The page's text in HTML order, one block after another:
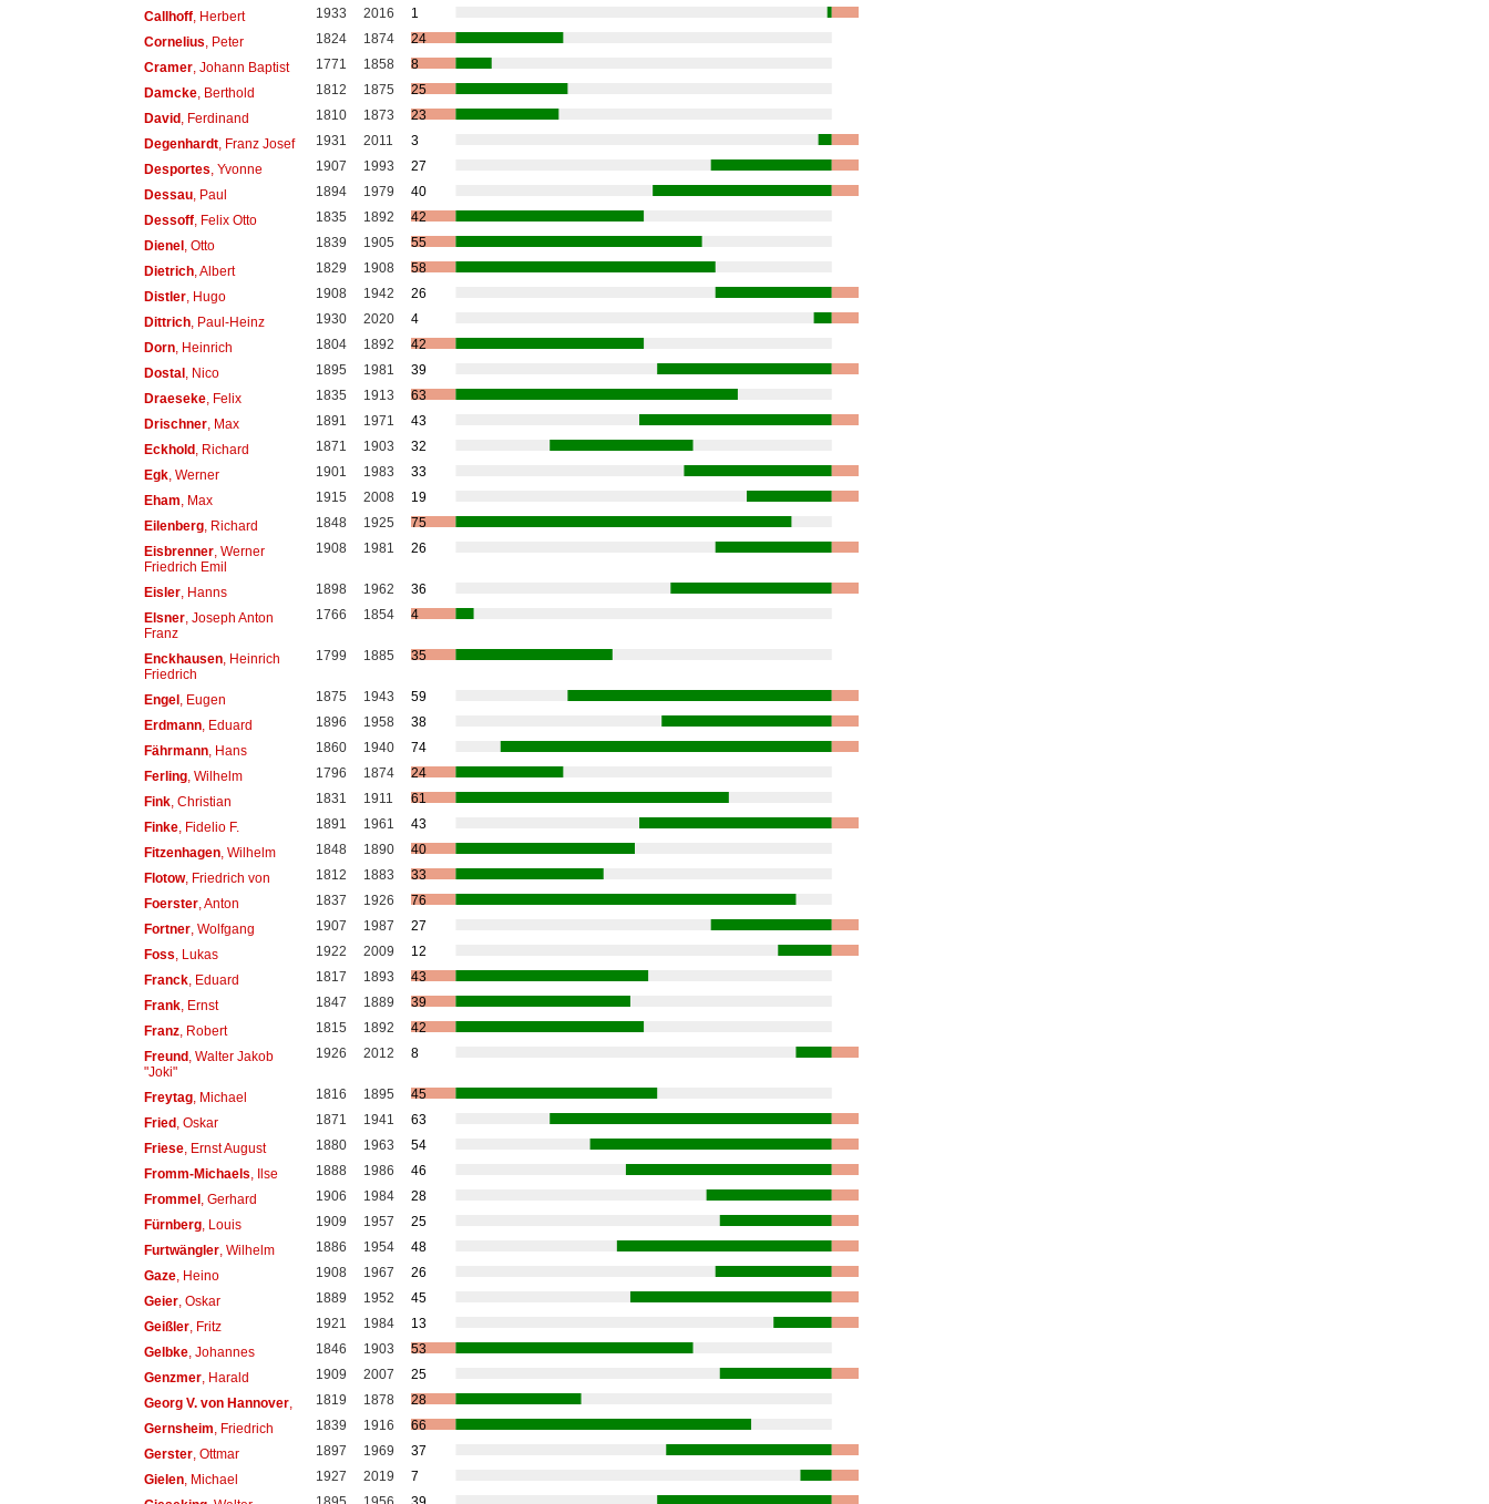
Callhoff, Herbert 1933 2016
1
Cornelius , Peter 1824 1874
24
Cramer, Johann Baptist 1771 1858
8
Damcke, Berthold 1812 1875
25
David, Ferdinand 1810 1873
23
Degenhardt, Franz Josef 1931 2011
3
Desportes , Yvonne 1907 1993
27
Dessau, Paul 1894 1979
40
Dessoff, Felix Otto 1835 1892
42
Dienel, Otto 1839 1905
55
Dietrich, Albert 1829 1908
58
Distler, Hugo 1908 1942
26
Dittrich, Paul-Heinz 1930 2020
4
Dorn, Heinrich 1804 1892
42
Dostal, Nico 1895 1981
39
Draeseke, Felix 1835 1913
63
Drischner, Max 1891 1971
43
Eckhold, Richard 1871 1903
32
Egk, Werner 1901 1983
33
Eham , Max 1915 2008
19
Eilenberg, Richard 1848 1925
75
Eisbrenner, Werner
Friedrich Emil
1908 1981 26
Eisler, Hanns 1898 1962
36
Elsner, Joseph Anton
Franz
1766 1854 4
Enckhausen, Heinrich
Friedrich
1799 1885 35
Engel, Eugen 1875 1943
59
Erdmann, Eduard 1896 1958
38
Fährmann, Hans 1860 1940
74
Ferling, Wilhelm 1796 1874
24
Fink, Christian 1831 1911
61
Finke, Fidelio F. 1891 1961
43
Fitzenhagen, Wilhelm 1848 1890
40
Flotow, Friedrich von 1812 1883
33
Foerster, Anton 1837 1926
76
Fortner, Wolfgang 1907 1987
27
Foss , Lukas 1922 2009
12
Franck, Eduard 1817 1893
43
Frank, Ernst 1847 1889
39
Franz, Robert 1815 1892
42
Freund, Walter Jakob
"Joki"
1926 2012 8
Freytag, Michael 1816 1895
45
Fried, Oskar 1871 1941
63
Friese, Ernst August 1880 1963
54
Fromm-Michaels , Ilse 1888 1986
46
Frommel, Gerhard 1906 1984
28
Fürnberg, Louis 1909 1957
25
Furtwängler, Wilhelm 1886 1954
48
Gaze, Heino 1908 1967
26
Geier, Oskar 1889 1952
45
Geißler, Fritz 1921 1984
13
Gelbke, Johannes 1846 1903
53
Genzmer, Harald 1909 2007
25
Georg V. von Hannover, 1819 1878
28
Gernsheim , Friedrich 1839 1916
66
Gerster, Ottmar 1897 1969
37
Gielen, Michael 1927 2019
7